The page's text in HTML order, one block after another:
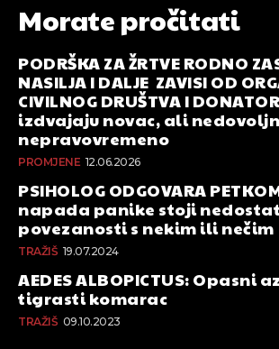
Morate pročitati
PODRŠKA ZA ŽRTVE RODNO
NASILJA I DALJE ZAVISI OD
CIVILNOG DRUŠTVA I
izdvajaju novac, ali
nepravovremeno
PROMJENE 12.06.2026
PSIHOLOG ODGOVARA
napada panike stoji
povezanosti s nekim ili nečim
TRAŽIŠ 19.07.2024
AEDES ALBOPICTUS: Opasni
tigrasti komarac
TRAŽIŠ 09.10.2023